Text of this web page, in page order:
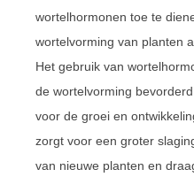
wortelhormonen toe te
wortelvorming van planten
Het gebruik van
de wortelvorming
voor de groei en
zorgt voor een groter
van nieuwe planten en